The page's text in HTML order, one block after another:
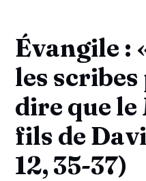
Évangile :
les
dire que le
fils de
12, 35-37)